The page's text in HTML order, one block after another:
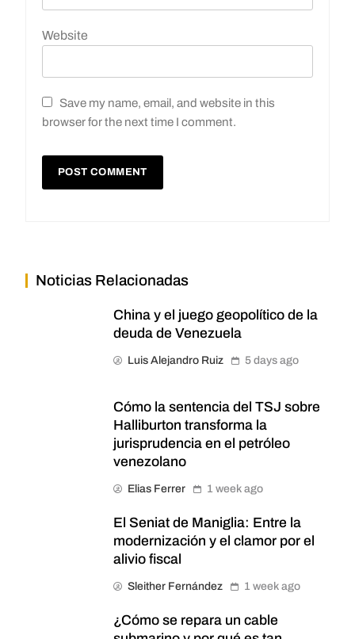
Website
Save my name, email, and website in this
browser for the next time I comment.
Noticias Relacionadas
China y el juego geopolítico de la
deuda de Venezuela
Luis Alejandro Ruiz 5 days ago
Cómo la sentencia del TSJ sobre
Halliburton transforma la
jurisprudencia en el petróleo
venezolano
Elias Ferrer 1 week ago
El Seniat de Maniglia: Entre la
modernización y el clamor por el
alivio fiscal
Sleither Fernández 1 week ago
¿Cómo se repara un cable